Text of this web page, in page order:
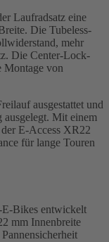
Laufradsatz eine
Die Tubeless-
mehr
Die Center-Lock-
Montage von
ausgestattet und
Mit einem
E-Access XR22
für lange Touren
Bikes entwickelt
mm Innenbreite